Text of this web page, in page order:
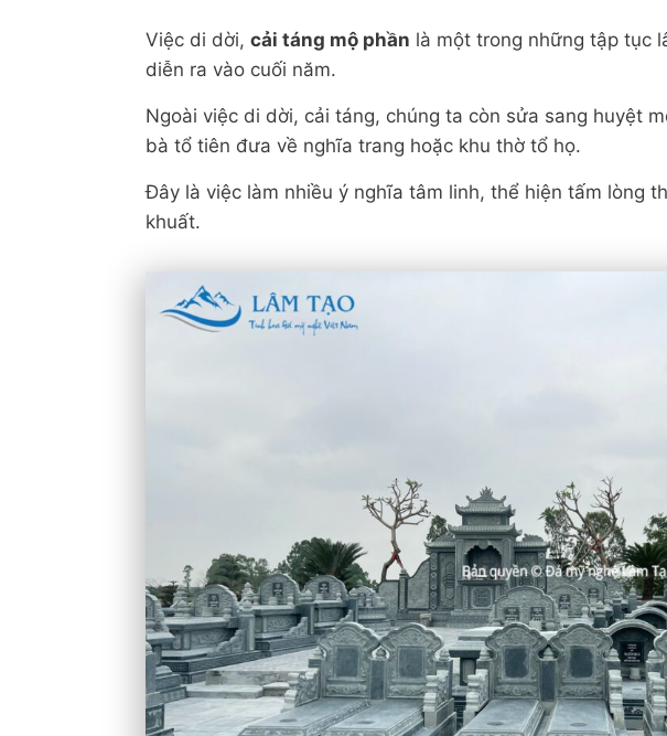
Việc di dời, cải táng mộ phần là một trong những tập tục
diễn ra vào cuối năm.
Ngoài việc di dời, cải táng, chúng ta còn sửa sang huyệt
bà tổ tiên đưa về nghĩa trang hoặc khu thờ tổ họ.
Đây là việc làm nhiều ý nghĩa tâm linh, thể hiện tấm lòng
khuất.